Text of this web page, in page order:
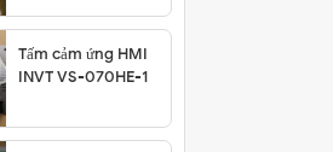
Tấm cảm ứng HMI
INVT VS-070HE-1